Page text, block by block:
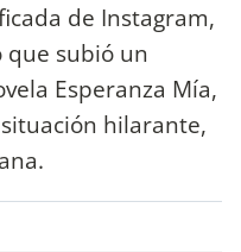
de Instagram,
subió un
Esperanza Mía,
hilarante,